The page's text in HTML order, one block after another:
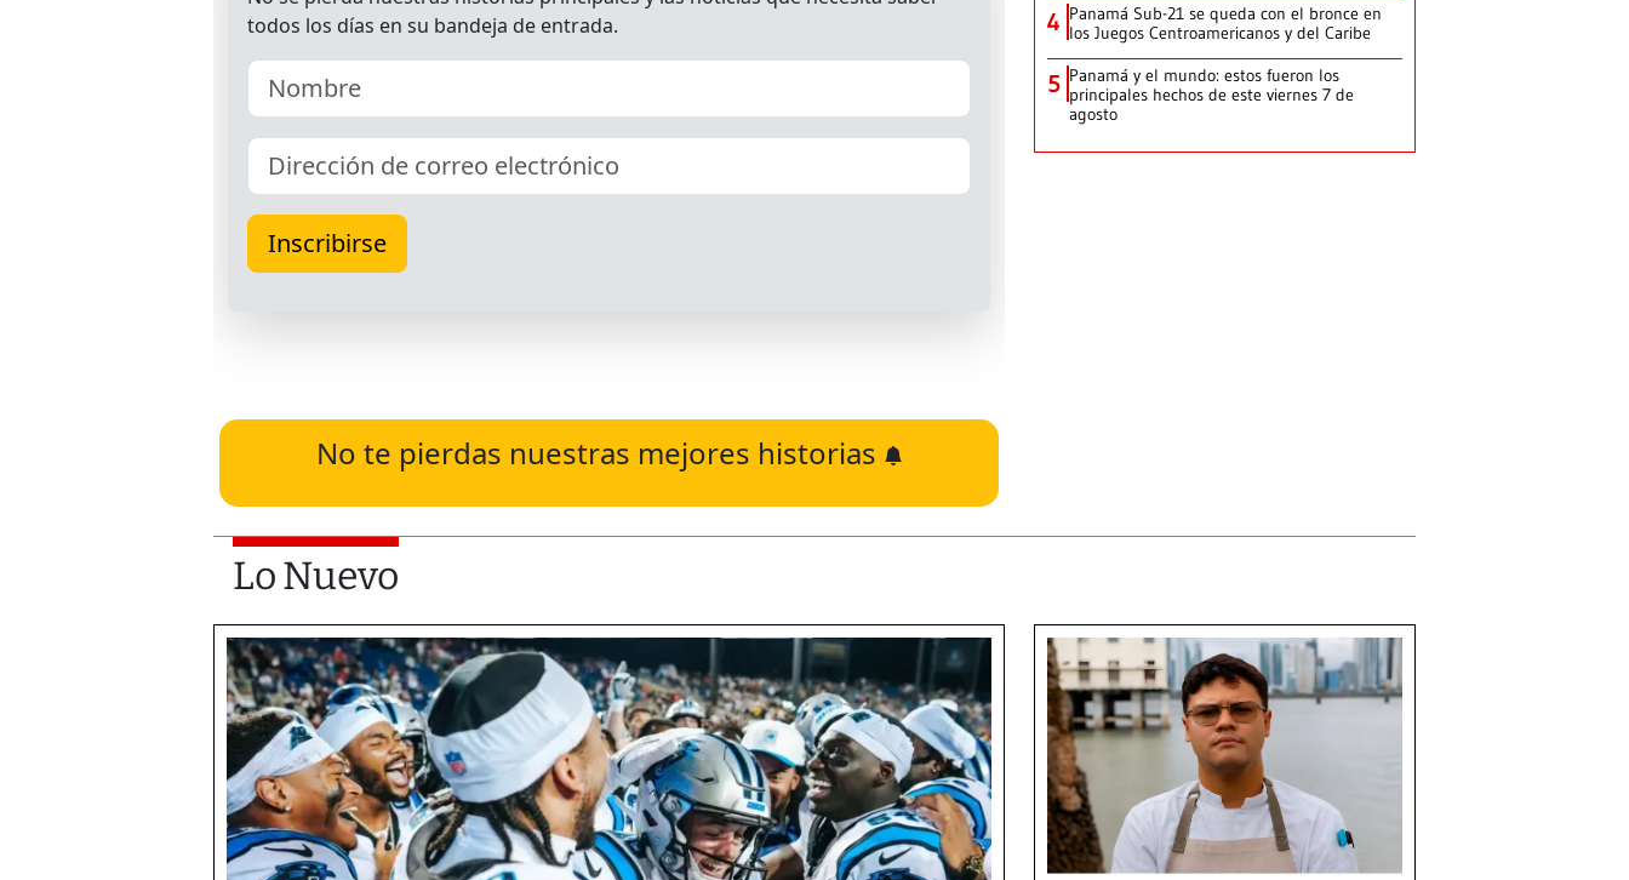
No te pierdas nuestras mejores historias
4 Panamá Sub-21 se queda con el bronce en
los Juegos Centroamericanos y del Caribe
5 Panamá y el mundo: estos fueron los
principales hechos de este viernes 7 de
agosto
Lo Nuevo